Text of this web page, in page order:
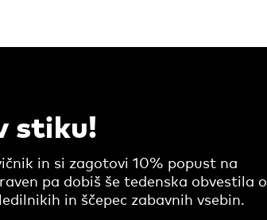
stiku!
in si zagotovi 10% popust na
pa dobiš še tedenska obvestila o
in ščepec zabavnih vsebin.